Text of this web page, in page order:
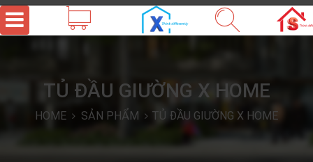
TỦ ĐẦU GIƯỜNG X HOME
HOME SẢN PHẨM TỦ ĐẦU GIƯỜNG X HOME